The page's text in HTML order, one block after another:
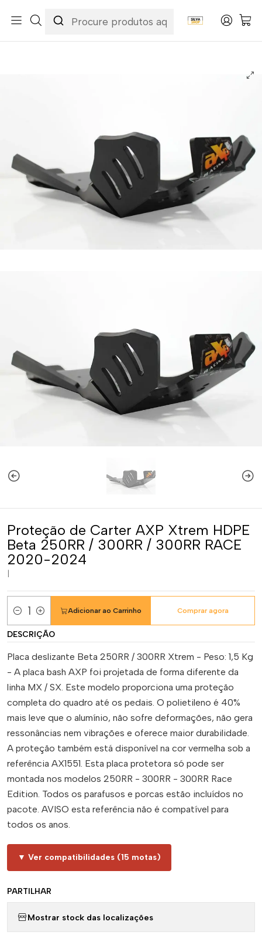
Proteção de Carter AXP Xtrem HDPE Beta 250RR / 300RR /
300RR RACE 2020-2024
Proteção de Carter AXP Xtrem HDPE
Beta 250RR / 300RR / 300RR RACE
2020-2024
Quantidade
Adicionar ao Carrinho Comprar agora
DESCRIÇÃO
Placa deslizante Beta 250RR / 300RR Xtrem - Peso: 1,5 Kg
- A placa bash AXP foi projetada de forma diferente da
linha MX / SX. Este modelo proporciona uma proteção
completa do quadro até os pedais. O polietileno é 40%
mais leve que o alumínio, não sofre deformações, não gera
ressonâncias nem vibrações e oferece maior durabilidade.
A proteção também está disponível na cor vermelha sob a
referência AX1551. Esta placa protetora só pode ser
montada nos modelos 250RR - 300RR - 300RR Race
Edition. Todos os parafusos e porcas estão incluídos no
pacote. AVISO esta referência não é compatível para
todos os anos.
▼ Ver compatibilidades (15 motas)
PARTILHAR
Mostrar stock das localizações